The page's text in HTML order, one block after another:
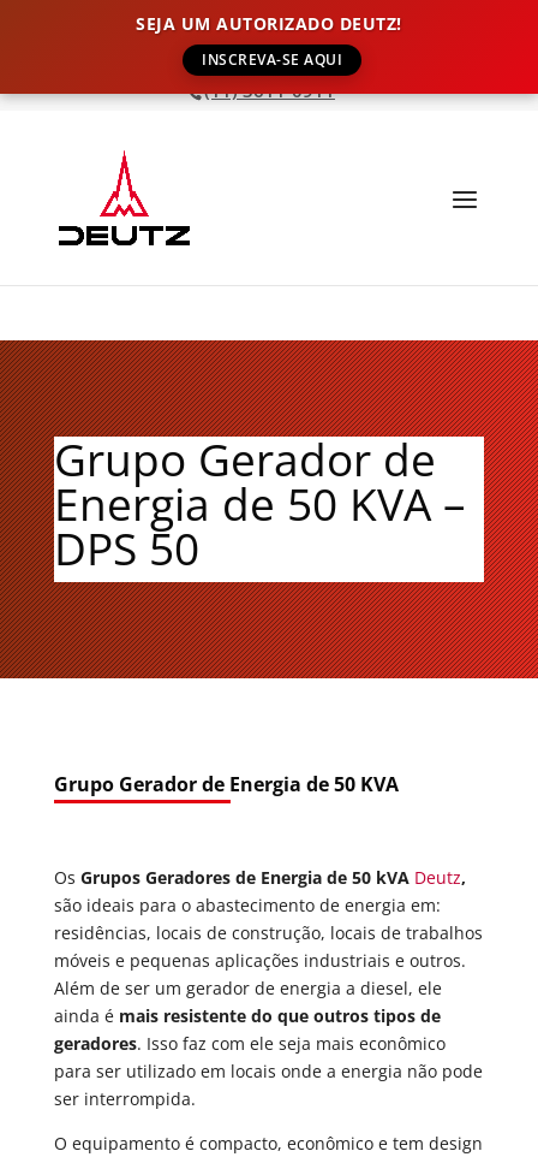
SEJA UM AUTORIZADO DEUTZ!
INSCREVA-SE AQUI
(11) 3611-0911
Grupo Gerador de
Energia de 50 KVA –
DPS 50
Grupo Gerador de Energia de 50 KVA
Os Grupos Geradores de Energia de 50 kVA Deutz,
são ideais para o abastecimento de energia em:
residências, locais de construção, locais de trabalhos
móveis e pequenas aplicações industriais e outros.
Além de ser um gerador de energia a diesel, ele
ainda émais resistente do que outros tipos de
geradores. Isso faz com ele seja mais econômico
para ser utilizado em locais onde a energia não pode
ser interrompida.
O equipamento é compacto, econômico e tem design